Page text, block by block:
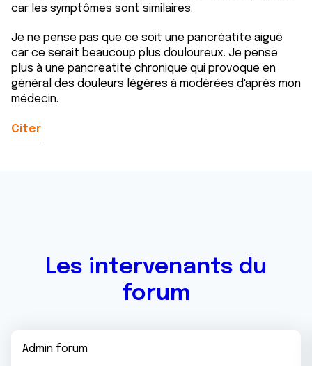
car les symptômes sont similaires.
Je ne pense pas que ce soit une pancréatite aiguë
car ce serait beaucoup plus douloureux. Je pense
plus à une pancreatite chronique qui provoque en
général des douleurs légères à modérées d'après mon
médecin.
Citer
Les intervenants du
forum
Admin forum